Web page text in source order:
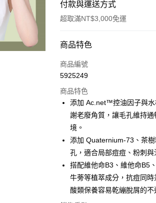
付款與運送方式
超取滿NT$3,000免運
付款方式
信用卡一次付款
悠遊付
AFTEE先享後付
相關說明
【關於「AFTEE先享後付」】
AFTEE先享後付是「在收到商品
便利好安心！
１．簡單：不需註冊會員、不需
２．便利：只要手機號碼，簡訊
運送方式
商品特色
商品編號
5925249
商品特色
添加 Ac.net™控油因子與
謝老廢角質，讓毛孔維持
境。
添加 Quaternium-73、茶
孔，適合局部痘痘、粉刺與
搭配維他命B3、維他命B5
牛蒡等植萃成分，抗痘同
酸類保養容易乾繃脫屑的不